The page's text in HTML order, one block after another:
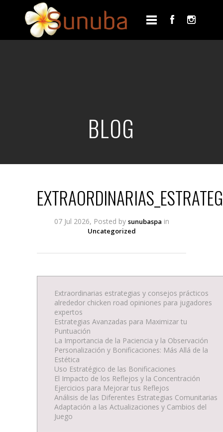
BLOG
07 Jul 2026, Posted by sunubaspa in
Uncategorized
Extraordinarias estrategias y consejos prácticos
alrededor chicken road opiniones para jugadores
expertos
Estrategias Avanzadas para Maximizar tu
Puntuación
La Importancia de la Paciencia y la Observación
Personalización y Bonificaciones: Más Allá de la
Estética
Uso Estratégico de las Bonificaciones
El Impacto de los Reflejos y la Concentración
Ejercicios para Mejorar tus Reflejos
Análisis de las Diferentes Estrategias Comunitarias
Adaptación a las Actualizaciones y Cambios del
Juego